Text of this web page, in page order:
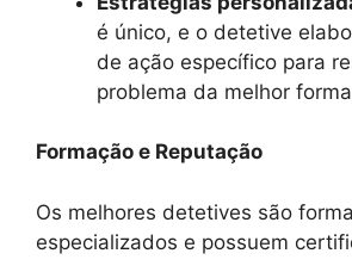
é único, e o detetive
de ação específico para
problema da melhor
Formação e Reputação
Os melhores detetives são
especializados e possuem